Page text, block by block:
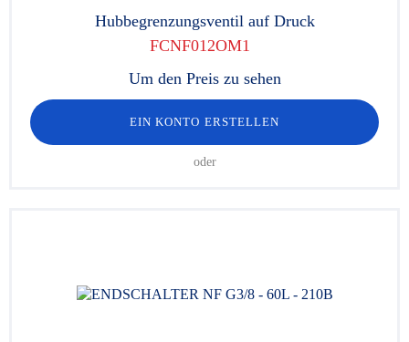
Hubbegrenzungsventil auf Druck
FCNF012OM1
Um den Preis zu sehen
EIN KONTO ERSTELLEN
oder